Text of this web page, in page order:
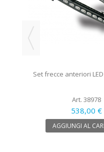
Set frecce anteriori
Art. 38978
538,00 €
AGGIUNGI AL